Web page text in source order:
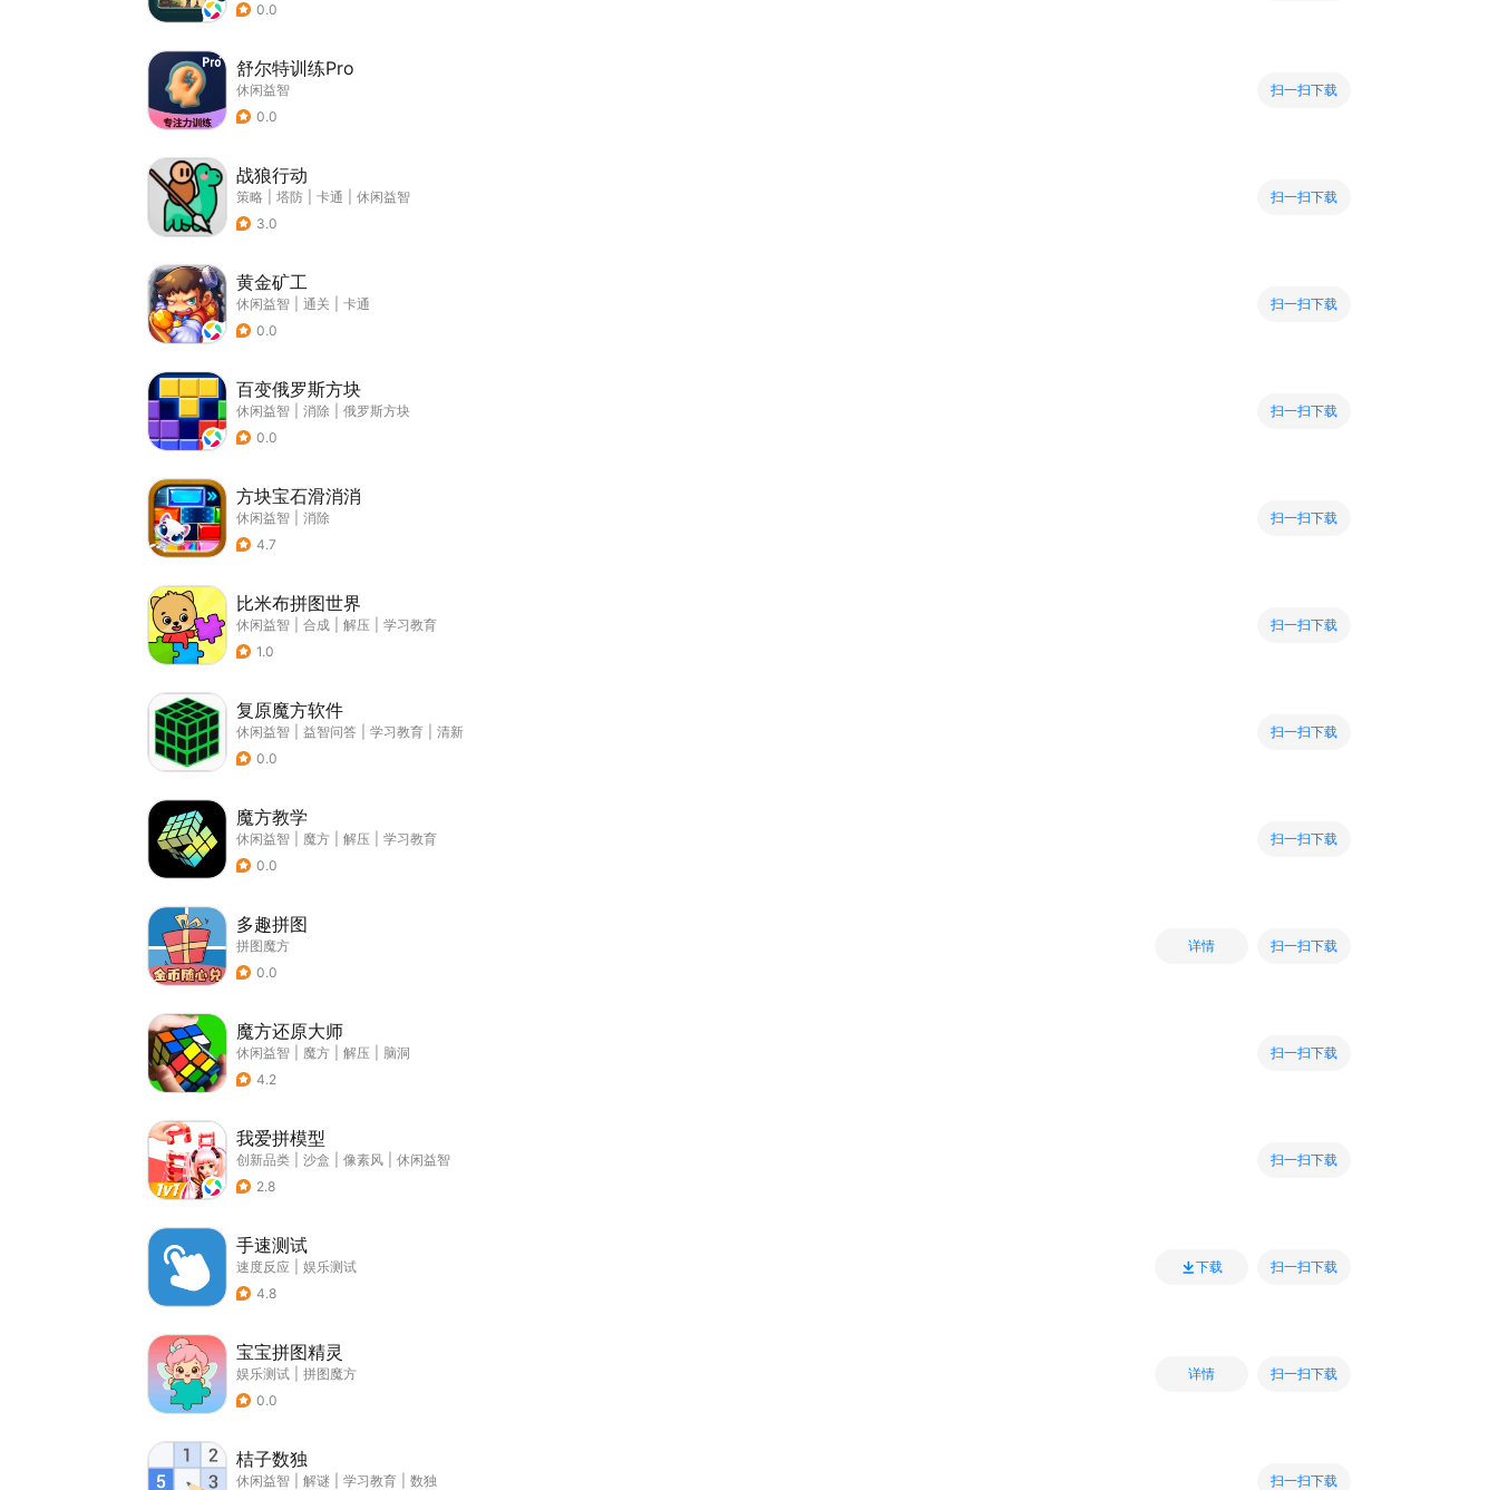
0.0
舒尔特训练Pro
休闲益智
0.0
扫一扫下载
战狼行动
策略 塔防 卡通
休闲益智
3.0
扫一扫下载
黄金矿工
休闲益智 通关
卡通
0.0
扫一扫下载
百变俄罗斯方块
休闲益智 消除
俄罗斯方块
0.0
扫一扫下载
方块宝石滑消消
休闲益智
消除
4.7
扫一扫下载
比米布拼图世界
休闲益智 合成 解压
学习教育
1.0
扫一扫下载
复原魔方软件
休闲益智 益智问答 学习教育
清新
0.0
扫一扫下载
魔方教学
休闲益智 魔方 解压
学习教育
0.0
扫一扫下载
多趣拼图
拼图魔方
0.0
详情 扫一扫下载
魔方还原大师
休闲益智 魔方 解压
脑洞
4.2
扫一扫下载
我爱拼模型
创新品类 沙盒 像素风
休闲益智
2.8
扫一扫下载
手速测试
速度反应
娱乐测试
4.8
下载 扫一扫下载
宝宝拼图精灵
娱乐测试
拼图魔方
0.0
详情 扫一扫下载
桔子数独
休闲益智 解谜 学习教育
数独
扫一扫下载